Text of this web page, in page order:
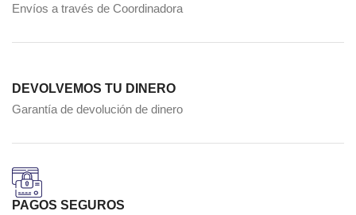
Envíos a través de Coordinadora
DEVOLVEMOS TU DINERO
Garantía de devolución de dinero
PAGOS SEGUROS